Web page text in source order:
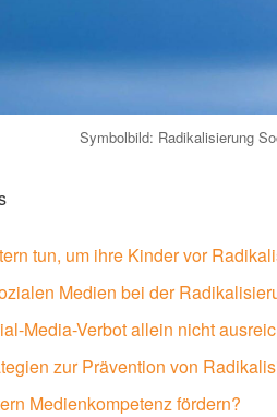
Symbolbild: Radikalisierung
tun, um ihre Kinder vor
Medien bei der
Media-Verbot allein nicht
zur Prävention von
Medienkompetenz fördern?